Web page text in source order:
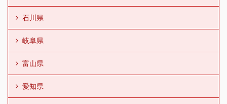
石川県
岐阜県
富山県
愛知県